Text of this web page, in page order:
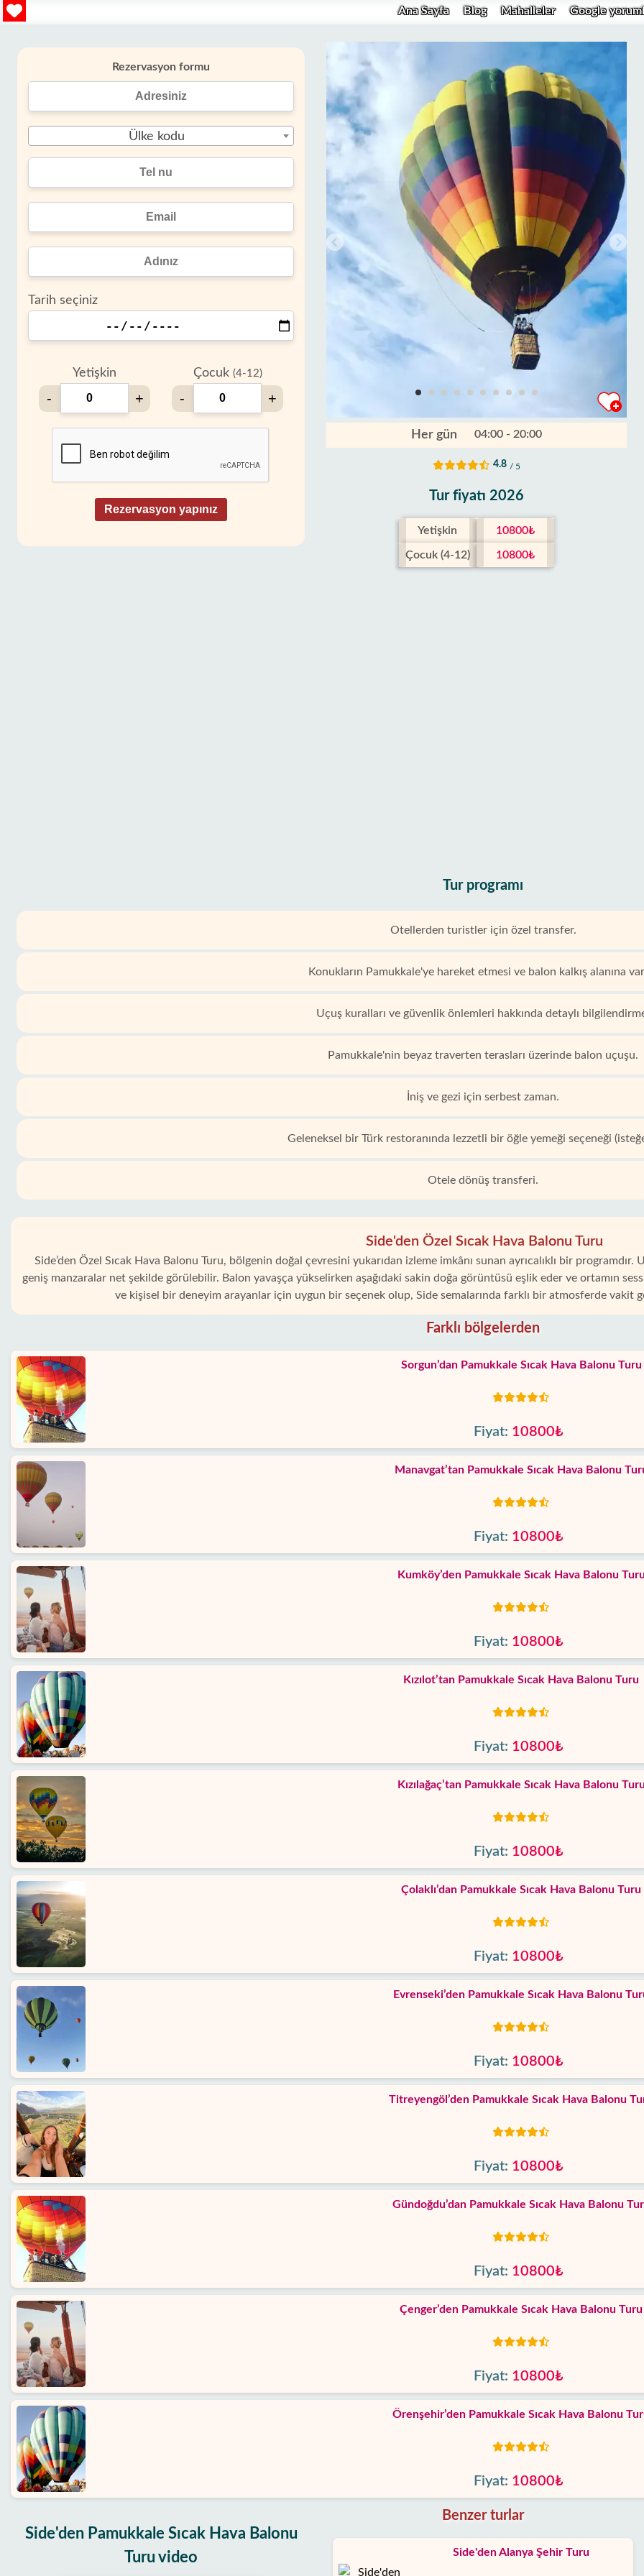
Ana Sayfa Blog Mahalleler Google
Her gün 04:00 - 20:00
4.8 / 5
Tur fiyatı 2026
Yetişkin 10800₺
Çocuk (4-12) 10800₺
Rezervasyon formu
Ülke kodu
Tarih seçiniz
Yetişkin
- +
Çocuk (4-12)
- +
Rezervasyon yapınız
Tur programı
Otellerden turistler için özel transfer.
Konukların Pamukkale'ye hareket etmesi ve balon kalkış alanına
Uçuş kuralları ve güvenlik önlemleri hakkında detaylı
Pamukkale'nin beyaz traverten terasları üzerinde balon uçuşu.
İniş ve gezi için serbest zaman.
Geleneksel bir Türk restoranında lezzetli bir öğle yemeği seçeneği
Otele dönüş transferi.
Side'den Özel Sıcak Hava Balonu Turu
Side’den Özel Sıcak Hava Balonu Turu, bölgenin doğal çevresini yukarıdan izleme imkânı sunan ayrıcalıklı bir
geniş manzaralar net şekilde görülebilir. Balon yavaşça yükselirken aşağıdaki sakin doğa görüntüsü eşlik eder ve ortamın
ve kişisel bir deneyim arayanlar için uygun bir seçenek olup, Side semalarında farklı bir atmosferde vakit
Side'den Pamukkale Sıcak Hava Balonu
Turu video
Farklı bölgelerden
Sorgun’dan Pamukkale Sıcak Hava Balonu Turu
Fiyat: 10800₺
Manavgat’tan Pamukkale Sıcak Hava Balonu
Fiyat: 10800₺
Kumköy’den Pamukkale Sıcak Hava Balonu
Fiyat: 10800₺
Kızılot’tan Pamukkale Sıcak Hava Balonu Turu
Fiyat: 10800₺
Kızılağaç’tan Pamukkale Sıcak Hava Balonu
Fiyat: 10800₺
Çolaklı’dan Pamukkale Sıcak Hava Balonu Turu
Fiyat: 10800₺
Evrenseki’den Pamukkale Sıcak Hava Balonu
Fiyat: 10800₺
Titreyengöl’den Pamukkale Sıcak Hava Balonu
Fiyat: 10800₺
Gündoğdu’dan Pamukkale Sıcak Hava Balonu
Fiyat: 10800₺
Çenger’den Pamukkale Sıcak Hava Balonu Turu
Fiyat: 10800₺
Örenşehir’den Pamukkale Sıcak Hava Balonu
Fiyat: 10800₺
Benzer turlar
Side'den Alanya Şehir Turu